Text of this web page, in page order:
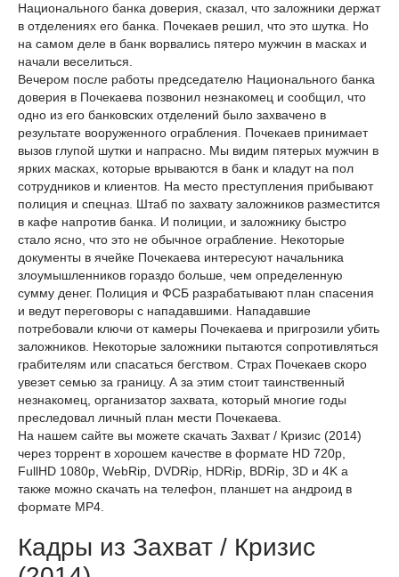
Национального банка доверия, сказал, что заложники держат
в отделениях его банка. Почекаев решил, что это шутка. Но
на самом деле в банк ворвались пятеро мужчин в масках и
начали веселиться.
Вечером после работы председателю Национального банка
доверия в Почекаева позвонил незнакомец и сообщил, что
одно из его банковских отделений было захвачено в
результате вооруженного ограбления. Почекаев принимает
вызов глупой шутки и напрасно. Мы видим пятерых мужчин в
ярких масках, которые врываются в банк и кладут на пол
сотрудников и клиентов. На место преступления прибывают
полиция и спецназ. Штаб по захвату заложников разместится
в кафе напротив банка. И полиции, и заложнику быстро
стало ясно, что это не обычное ограбление. Некоторые
документы в ячейке Почекаева интересуют начальника
злоумышленников гораздо больше, чем определенную
сумму денег. Полиция и ФСБ разрабатывают план спасения
и ведут переговоры с нападавшими. Нападавшие
потребовали ключи от камеры Почекаева и пригрозили убить
заложников. Некоторые заложники пытаются сопротивляться
грабителям или спасаться бегством. Страх Почекаев скоро
увезет семью за границу. А за этим стоит таинственный
незнакомец, организатор захвата, который многие годы
преследовал личный план мести Почекаева.
На нашем сайте вы можете скачать Захват / Кризис (2014)
через торрент в хорошем качестве в формате HD 720p,
FullHD 1080p, WebRip, DVDRip, HDRip, BDRip, 3D и 4K а
также можно скачать на телефон, планшет на андроид в
формате MP4.
Кадры из Захват / Кризис